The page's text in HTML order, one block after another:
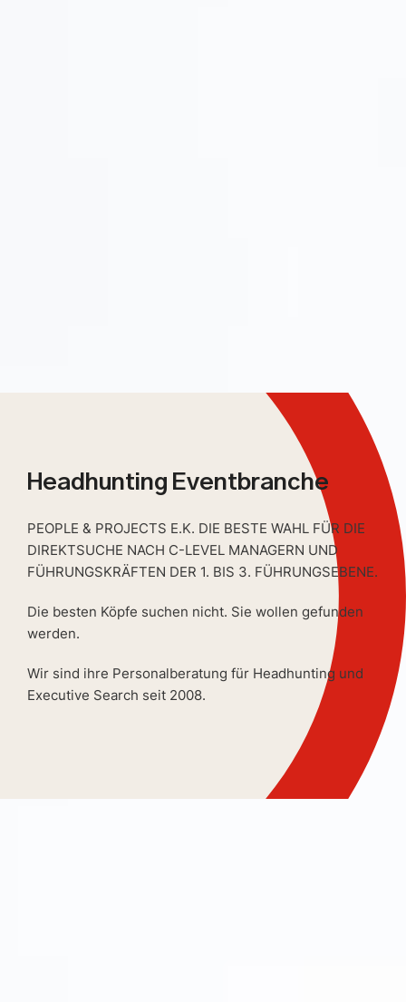
Headhunting Eventbranche
PEOPLE & PROJECTS E.K. DIE BESTE WAHL FÜR DIE
DIREKTSUCHE NACH C-LEVEL MANAGERN UND
FÜHRUNGSKRÄFTEN DER 1. BIS 3. FÜHRUNGSEBENE.
Die besten Köpfe suchen nicht. Sie wollen gefunden
werden.
Wir sind ihre Personalberatung für Headhunting und
Executive Search seit 2008.